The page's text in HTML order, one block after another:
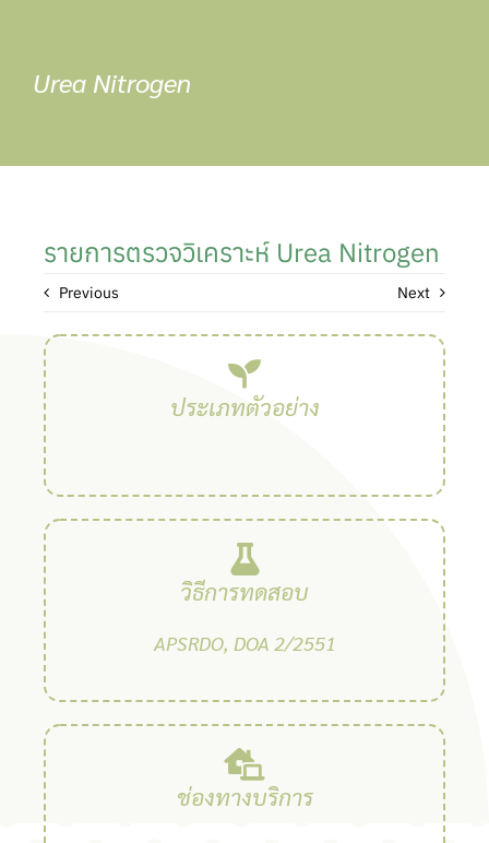
contentUrea Nitrogen
รายการตรวจวิเคราะห์ Urea Nitrogen
Previous Next
ประเภทตัวอย่าง
วิธีการทดสอบ
APSRDO, DOA 2/2551
ช่องทางบริการ